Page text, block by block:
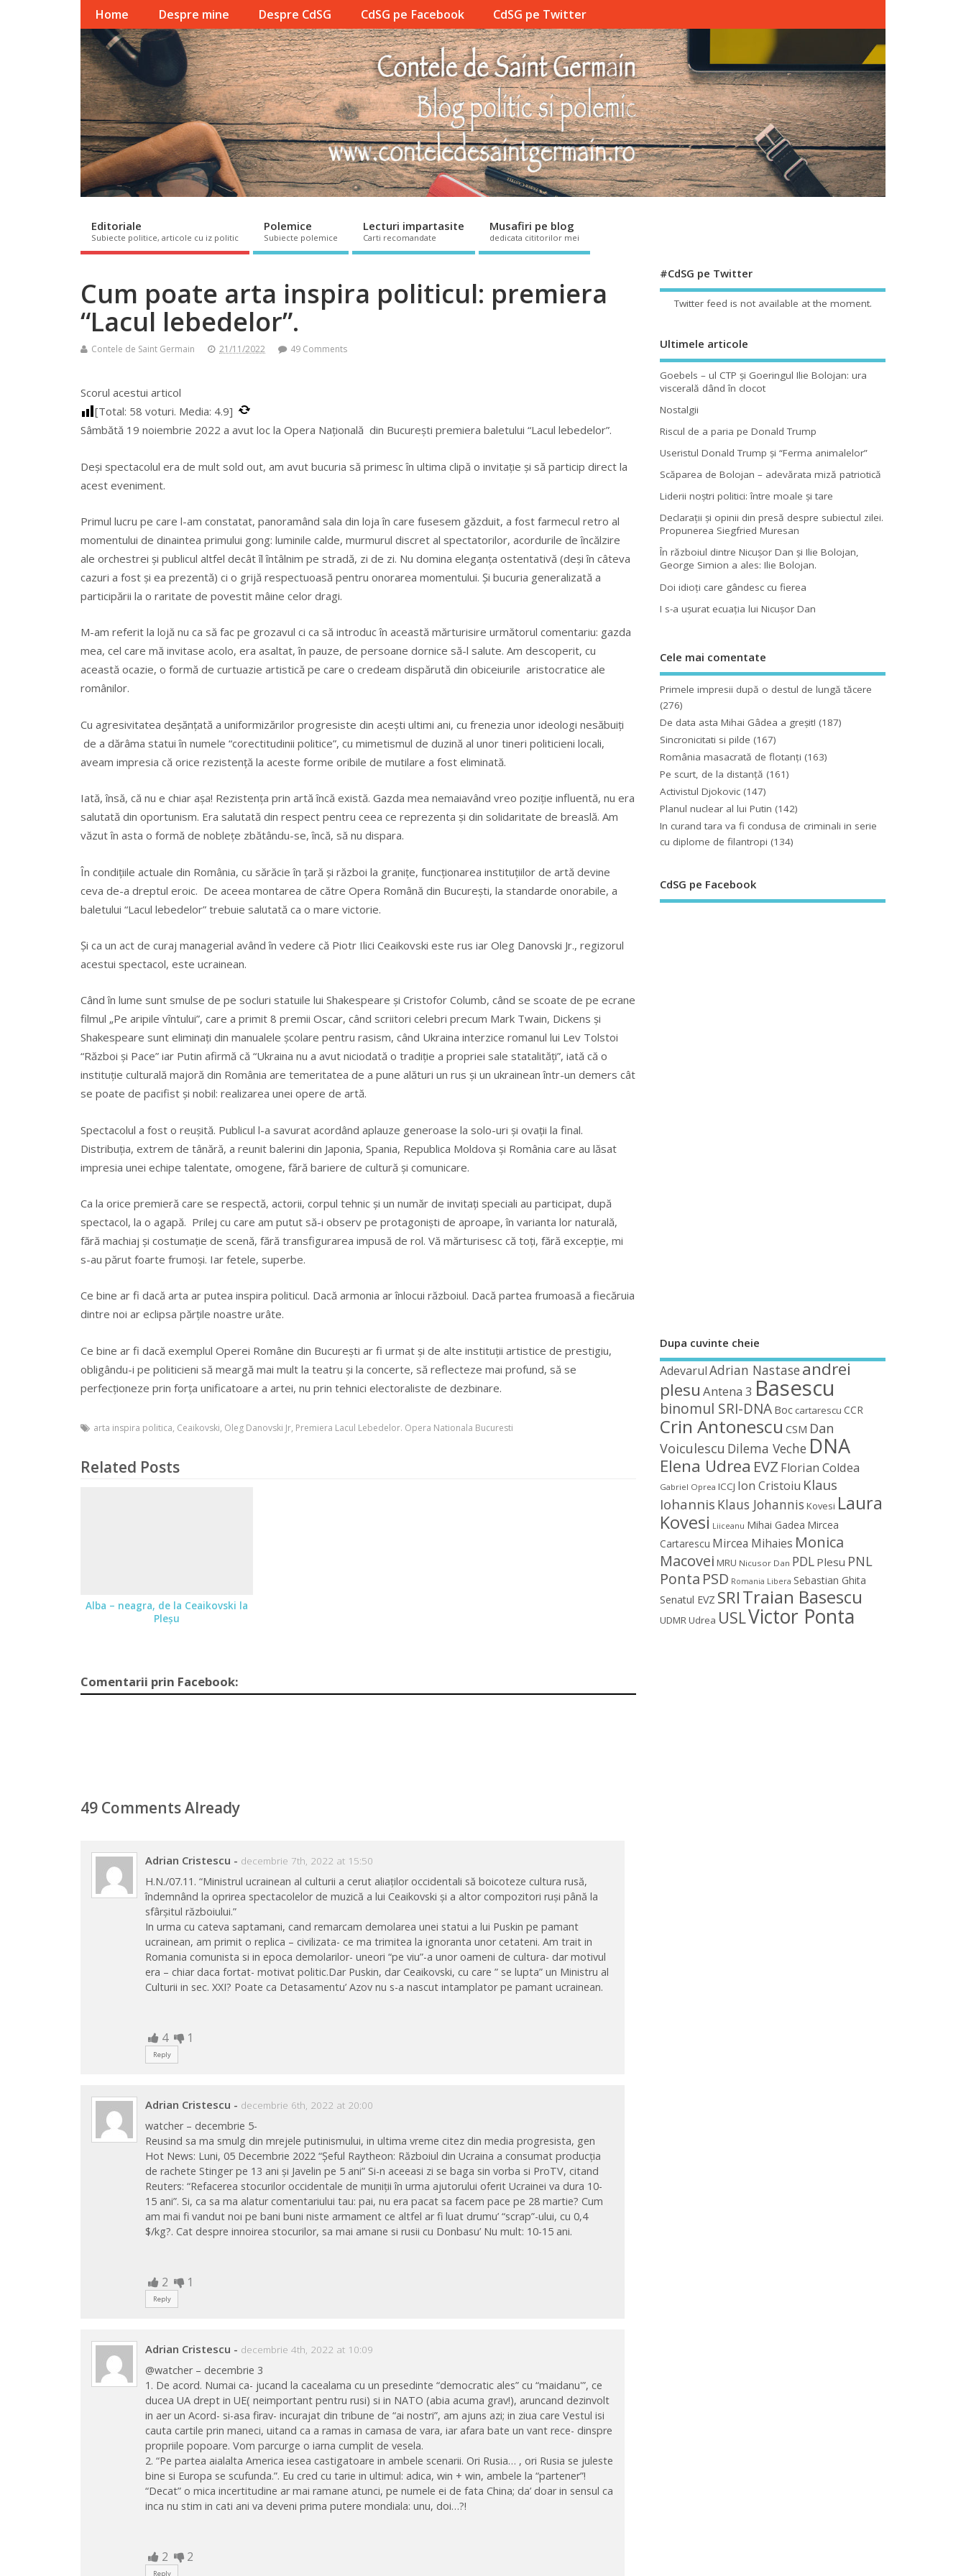
Home Despre mine Despre CdSG CdSG pe Facebook CdSG pe Twitter
Editoriale
Subiecte politice, articole cu iz politic
Polemice
Subiecte polemice
Lecturi impartasite
Carti recomandate
Musafiri pe blog
dedicata cititorilor mei
Cum poate arta inspira politicul: premiera
“Lacul lebedelor”.
Contele de Saint Germain 21/11/2022 49 Comments
Scorul acestui articol
[Total: 58 voturi. Media: 4.9]
Sâmbătă 19 noiembrie 2022 a avut loc la Opera Naţională din Bucureşti premiera baletului “Lacul lebedelor”.
Deşi spectacolul era de mult sold out, am avut bucuria să primesc în ultima clipă o invitaţie şi să particip direct la
acest eveniment.
Primul lucru pe care l-am constatat, panoramând sala din loja în care fusesem găzduit, a fost farmecul retro al
momentului de dinaintea primului gong: luminile calde, murmurul discret al spectatorilor, acordurile de încălzire
ale orchestrei şi publicul altfel decât îl întâlnim pe stradă, zi de zi. Nu domina eleganţa ostentativă (deşi în câteva
cazuri a fost şi ea prezentă) ci o grijă respectuoasă pentru onorarea momentului. Şi bucuria generalizată a
participării la o raritate de povestit mâine celor dragi.
M-am referit la lojă nu ca să fac pe grozavul ci ca să introduc în această mărturisire următorul comentariu: gazda
mea, cel care mă invitase acolo, era asaltat, în pauze, de persoane dornice să-l salute. Am descoperit, cu
această ocazie, o formă de curtuazie artistică pe care o credeam dispărută din obiceiurile aristocratice ale
românilor.
Cu agresivitatea deşănţată a uniformizărilor progresiste din aceşti ultimi ani, cu frenezia unor ideologi nesăbuiţi
de a dărâma statui în numele “corectitudinii politice”, cu mimetismul de duzină al unor tineri politicieni locali,
aveam impresia că orice rezistenţă la aceste forme oribile de mutilare a fost eliminată.
Iată, însă, că nu e chiar aşa! Rezistenţa prin artă încă există. Gazda mea nemaiavând vreo poziţie influentă, nu era
salutată din oportunism. Era salutată din respect pentru ceea ce reprezenta şi din solidaritate de breaslă. Am
văzut în asta o formă de nobleţe zbătându-se, încă, să nu dispara.
În condiţiile actuale din România, cu sărăcie în ţară şi război la graniţe, funcţionarea instituţiilor de artă devine
ceva de-a dreptul eroic. De aceea montarea de către Opera Română din Bucureşti, la standarde onorabile, a
baletului “Lacul lebedelor” trebuie salutată ca o mare victorie.
Şi ca un act de curaj managerial având în vedere că Piotr Ilici Ceaikovski este rus iar Oleg Danovski Jr., regizorul
acestui spectacol, este ucrainean.
Când în lume sunt smulse de pe socluri statuile lui Shakespeare şi Cristofor Columb, când se scoate de pe ecrane
filmul „Pe aripile vîntului”, care a primit 8 premii Oscar, când scriitori celebri precum Mark Twain, Dickens şi
Shakespeare sunt eliminaţi din manualele şcolare pentru rasism, când Ukraina interzice romanul lui Lev Tolstoi
“Război şi Pace” iar Putin afirmă că “Ukraina nu a avut niciodată o tradiție a propriei sale statalități”, iată că o
instituţie culturală majoră din România are temeritatea de a pune alături un rus şi un ukrainean într-un demers cât
se poate de pacifist şi nobil: realizarea unei opere de artă.
Spectacolul a fost o reuşită. Publicul l-a savurat acordând aplauze generoase la solo-uri şi ovaţii la final.
Distribuţia, extrem de tânără, a reunit balerini din Japonia, Spania, Republica Moldova şi România care au lăsat
impresia unei echipe talentate, omogene, fără bariere de cultură şi comunicare.
Ca la orice premieră care se respectă, actorii, corpul tehnic şi un număr de invitaţi speciali au participat, după
spectacol, la o agapă. Prilej cu care am putut să-i observ pe protagonişti de aproape, în varianta lor naturală,
fără machiaj şi costumaţie de scenă, fără transfigurarea impusă de rol. Vă mărturisesc că toţi, fără excepţie, mi
s-au părut foarte frumoşi. Iar fetele, superbe.
Ce bine ar fi dacă arta ar putea inspira politicul. Dacă armonia ar înlocui războiul. Dacă partea frumoasă a fiecăruia
dintre noi ar eclipsa părţile noastre urâte.
Ce bine ar fi dacă exemplul Operei Române din Bucureşti ar fi urmat şi de alte instituţii artistice de prestigiu,
obligându-i pe politicieni să meargă mai mult la teatru şi la concerte, să reflecteze mai profund, să se
perfecţioneze prin forţa unificatoare a artei, nu prin tehnici electoraliste de dezbinare.
arta inspira politica, Ceaikovski, Oleg Danovski Jr, Premiera Lacul Lebedelor. Opera Nationala Bucuresti
Related Posts
Alba – neagra, de la Ceaikovski la
Pleșu
Comentarii prin Facebook:
49 Comments Already
Adrian Cristescu - decembrie 7th, 2022 at 15:50
H.N./07.11. “Ministrul ucrainean al culturii a cerut aliaților occidentali să boicoteze cultura rusă,
îndemnând la oprirea spectacolelor de muzică a lui Ceaikovski și a altor compozitori ruși până la
sfârșitul războiului.”
In urma cu cateva saptamani, cand remarcam demolarea unei statui a lui Puskin pe pamant
ucrainean, am primit o replica – civilizata- ce ma trimitea la ignoranta unor cetateni. Am trait in
Romania comunista si in epoca demolarilor- uneori “pe viu”-a unor oameni de cultura- dar motivul
era – chiar daca fortat- motivat politic.Dar Puskin, dar Ceaikovski, cu care ” se lupta” un Ministru al
Culturii in sec. XXI? Poate ca Detasamentu’ Azov nu s-a nascut intamplator pe pamant ucrainean.
4 1
Reply
Adrian Cristescu - decembrie 6th, 2022 at 20:00
watcher – decembrie 5-
Reusind sa ma smulg din mrejele putinismului, in ultima vreme citez din media progresista, gen
Hot News: Luni, 05 Decembrie 2022 “Șeful Raytheon: Războiul din Ucraina a consumat producția
de rachete Stinger pe 13 ani și Javelin pe 5 ani” Si-n aceeasi zi se baga sin vorba si ProTV, citand
Reuters: “Refacerea stocurilor occidentale de muniţii în urma ajutorului oferit Ucrainei va dura 10-
15 ani”. Si, ca sa ma alatur comentariului tau: pai, nu era pacat sa facem pace pe 28 martie? Cum
am mai fi vandut noi pe bani buni niste armament ce altfel ar fi luat drumu’ “scrap”-ului, cu 0,4
$/kg?. Cat despre innoirea stocurilor, sa mai amane si rusii cu Donbasu’ Nu mult: 10-15 ani.
2 1
Reply
Adrian Cristescu - decembrie 4th, 2022 at 10:09
@watcher – decembrie 3
1. De acord. Numai ca- jucand la cacealama cu un presedinte “democratic ales” cu “maidanu'”, ce
ducea UA drept in UE( neimportant pentru rusi) si in NATO (abia acuma grav!), aruncand dezinvolt
in aer un Acord- si-asa firav- incurajat din tribune de “ai nostri”, am ajuns azi; in ziua care Vestul isi
cauta cartile prin maneci, uitand ca a ramas in camasa de vara, iar afara bate un vant rece- dinspre
propriile popoare. Vom parcurge o iarna cumplit de vesela.
2. “Pe partea aialalta America iesea castigatoare in ambele scenarii. Ori Rusia… , ori Rusia se juleste
bine si Europa se scufunda.”. Eu cred cu tarie in ultimul: adica, win + win, ambele la “partener”!
“Decat” o mica incertitudine ar mai ramane atunci, pe numele ei de fata China; da’ doar in sensul ca
inca nu stim in cati ani va deveni prima putere mondiala: unu, doi…?!
2 2
Reply
#CdSG pe Twitter
Twitter feed is not available at the moment.
Ultimele articole
Goebels – ul CTP şi Goeringul Ilie Bolojan: ura
viscerală dând în clocot
Nostalgii
Riscul de a paria pe Donald Trump
Useristul Donald Trump şi “Ferma animalelor”
Scăparea de Bolojan – adevărata miză patriotică
Liderii noştri politici: între moale şi tare
Declaraţii şi opinii din presă despre subiectul zilei.
Propunerea Siegfried Muresan
În războiul dintre Nicuşor Dan şi Ilie Bolojan,
George Simion a ales: Ilie Bolojan.
Doi idioţi care gândesc cu fierea
I s-a uşurat ecuaţia lui Nicuşor Dan
Cele mai comentate
Primele impresii după o destul de lungă tăcere
(276)
De data asta Mihai Gâdea a greşit! (187)
Sincronicitati si pilde (167)
România masacrată de flotanţi (163)
Pe scurt, de la distanță (161)
Activistul Djokovic (147)
Planul nuclear al lui Putin (142)
In curand tara va fi condusa de criminali in serie
cu diplome de filantropi (134)
CdSG pe Facebook
Dupa cuvinte cheie
Adevarul Adrian Nastaseandrei
plesu Antena 3 Basescu
binomul SRI-DNA Boc cartarescu CCR
Crin Antonescu CSM Dan
Voiculescu Dilema Veche DNA
Elena Udrea EVZ Florian Coldea
Gabriel Oprea ICCJ Ion Cristoiu Klaus
Iohannis Klaus Johannis Kovesi Laura
Kovesi Liiceanu Mihai Gadea Mircea
Cartarescu Mircea Mihaies Monica
Macovei MRU Nicusor Dan PDL Plesu PNL
Ponta PSD Romania Libera Sebastian Ghita
Senatul EVZ SRITraian Basescu
UDMRUdrea USLVictor Ponta